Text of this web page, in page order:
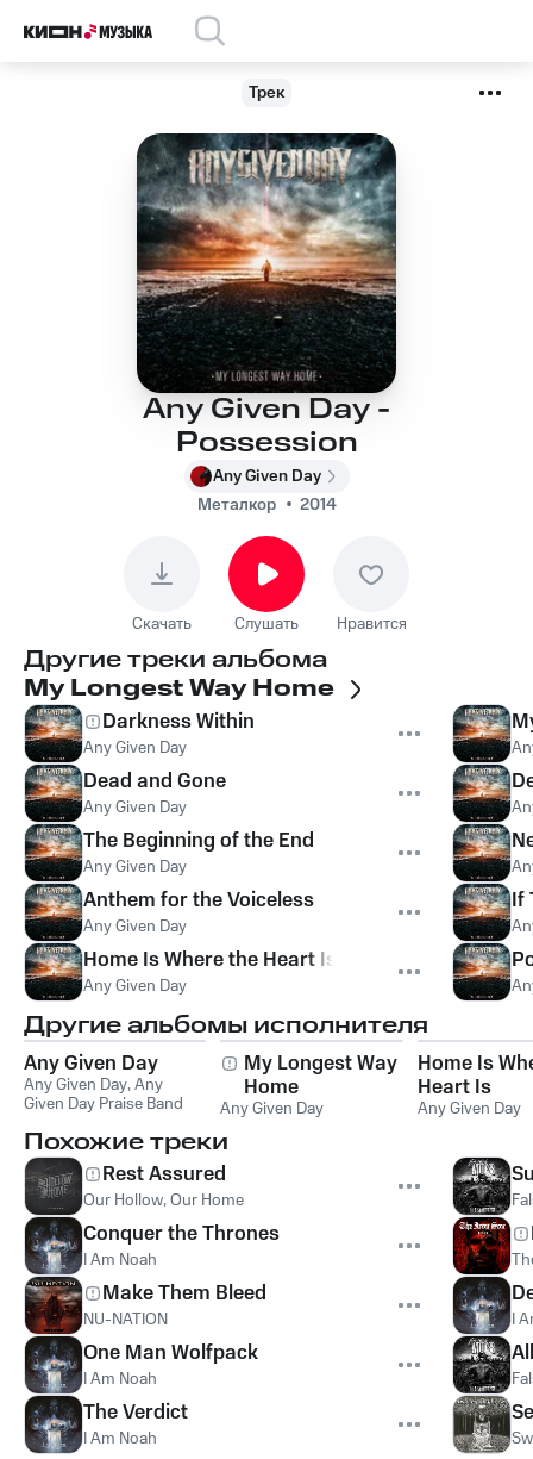
Трек
Any Given Day -
Possession
Any Given Day
Металкор
2014
Скачать Слушать Нравится
Другие треки альбома
My Longest Way Home
Darkness Within
Any Given Day
Dead and Gone
Any Given Day
The Beginning of the End
Any Given Day
Anthem for the Voiceless
Any Given Day
Home Is Where the Heart Is
Any Given Day
If
Другие альбомы исполнителя
Any Given Day
Any Given Day,Any
Given Day Praise Band
My Longest Way
Home
Any Given Day
Home Is
Heart Is
Any Given Day
Похожие треки
Rest Assured
Our Hollow, Our Home
Conquer the Thrones
I Am Noah
Make Them Bleed
NU-NATION
One Man Wolfpack
I Am Noah
The Verdict
I Am Noah
I